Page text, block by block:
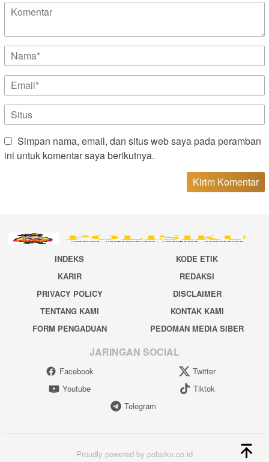
Simpan nama, email, dan situs web saya pada peramban
ini untuk komentar saya berikutnya.
INDEKS
KODE ETIK
KARIR
REDAKSI
PRIVACY POLICY
DISCLAIMER
TENTANG KAMI
KONTAK KAMI
FORM PENGADUAN
PEDOMAN MEDIA SIBER
JARINGAN SOCIAL
Facebook
Twitter
Youtube
Tiktok
Telegram
Proudly powered by polisiku.co.id